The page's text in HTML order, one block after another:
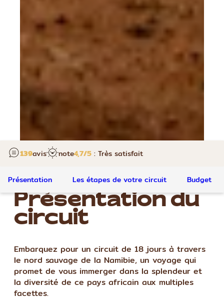
Présentation Les étapes de votre circuit Budget
139avis note4,7/5 : Très satisfait
Présentation du
circuit
Embarquez pour un circuit de 18 jours à travers
le nord sauvage de la Namibie, un voyage qui
promet de vous immerger dans la splendeur et
la diversité de ce pays africain aux multiples
facettes.